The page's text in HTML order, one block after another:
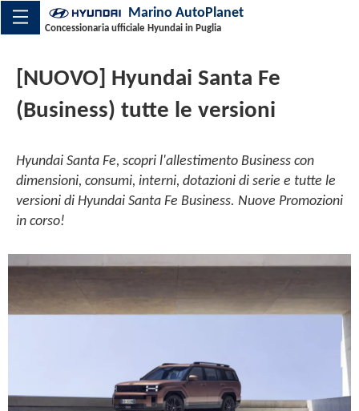
Marino AutoPlanet
Concessionaria ufficiale Hyundai in Puglia
[NUOVO] Hyundai Santa Fe
(Business) tutte le versioni
Hyundai Santa Fe, scopri l'allestimento Business con
dimensioni, consumi, interni, dotazioni di serie e tutte le
versioni di Hyundai Santa Fe Business. Nuove Promozioni
in corso!